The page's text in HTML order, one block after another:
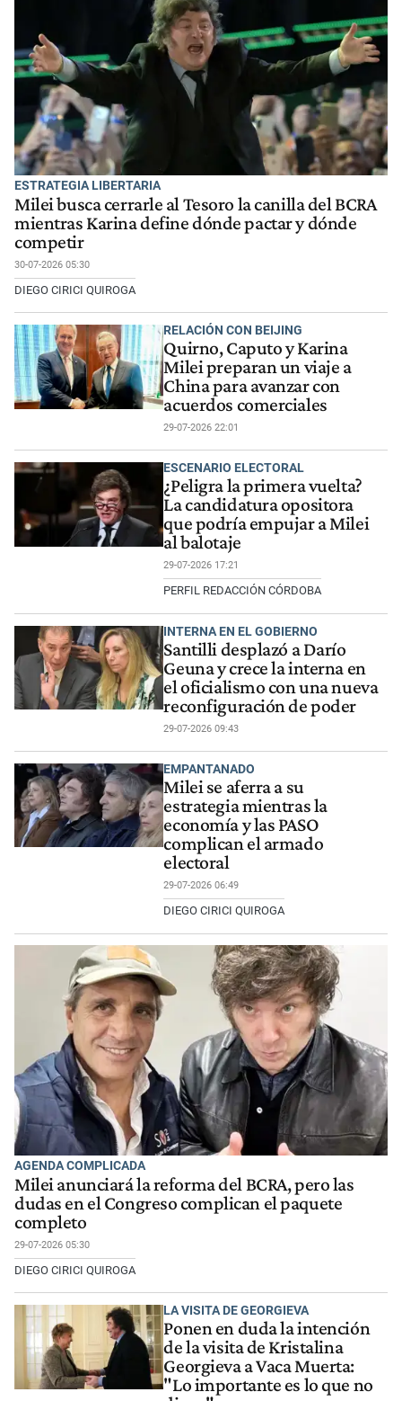
ESTRATEGIA LIBERTARIA
Milei busca cerrarle al Tesoro la canilla del BCRA
mientras Karina define dónde pactar y dónde
competir
30-07-2026 05:30
DIEGO CIRICI QUIROGA
RELACIÓN CON BEIJING
Quirno, Caputo y Karina
Milei preparan un viaje a
China para avanzar con
acuerdos comerciales
29-07-2026 22:01
ESCENARIO ELECTORAL
¿Peligra la primera vuelta?
La candidatura opositora
que podría empujar a Milei
al balotaje
29-07-2026 17:21
PERFIL REDACCIÓN CÓRDOBA
INTERNA EN EL GOBIERNO
Santilli desplazó a Darío
Geuna y crece la interna en
el oficialismo con una nueva
reconfiguración de poder
29-07-2026 09:43
EMPANTANADO
Milei se aferra a su
estrategia mientras la
economía y las PASO
complican el armado
electoral
29-07-2026 06:49
DIEGO CIRICI QUIROGA
AGENDA COMPLICADA
Milei anunciará la reforma del BCRA, pero las
dudas en el Congreso complican el paquete
completo
29-07-2026 05:30
DIEGO CIRICI QUIROGA
LA VISITA DE GEORGIEVA
Ponen en duda la intención
de la visita de Kristalina
Georgieva a Vaca Muerta:
"Lo importante es lo que no